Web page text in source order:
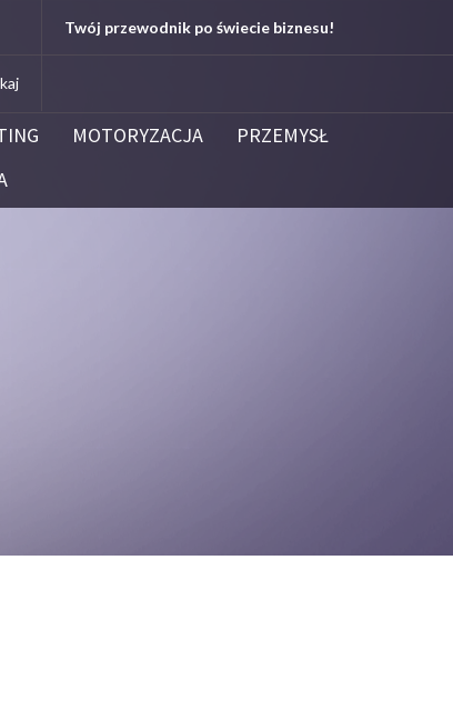
Kleenoil Centrum Dezynfekcji i
Twój przewodnik po świecie biznesu!
MOTORYZACJA
PRZEMYSŁ